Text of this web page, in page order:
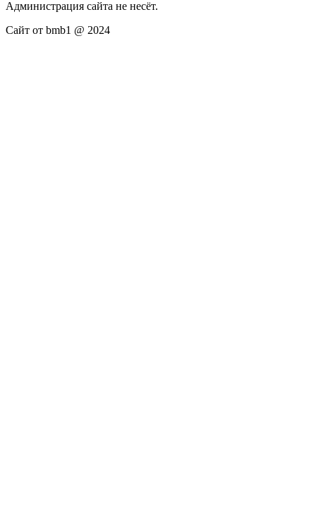
Администрация сайта не несёт.
Сайт от bmb1 @ 2024